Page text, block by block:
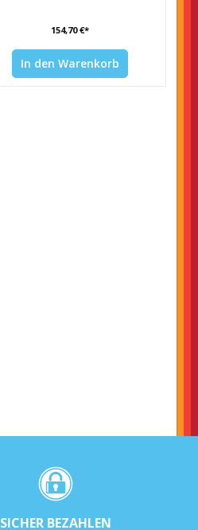
154,70 €*
In den Warenkorb
SICHER BEZAHLEN